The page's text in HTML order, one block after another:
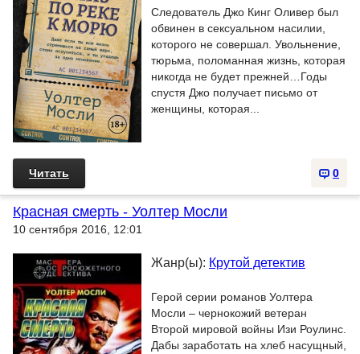
Следователь Джо Кинг Оливер был
обвинен в сексуальном насилии,
которого не совершал. Увольнение,
тюрьма, поломанная жизнь, которая
никогда не будет прежней…Годы
спустя Джо получает письмо от
женщины, которая...
0
Читать
Красная смерть - Уолтер Мосли
10 сентября 2016, 12:01
Жанр(ы): Крутой детектив
Герой серии романов Уолтера
Мосли – чернокожий ветеран
Второй мировой войны Изи Роулинс.
Дабы заработать на хлеб насущный,